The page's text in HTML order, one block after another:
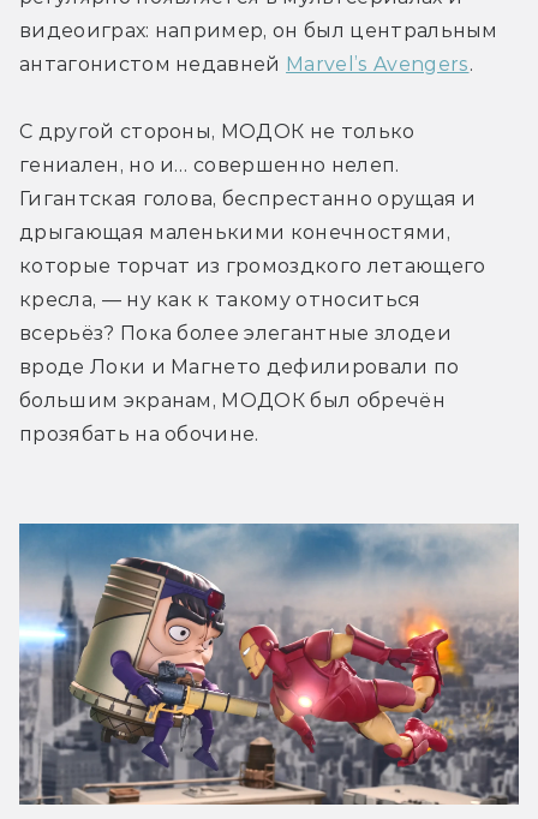
видеоиграх: например, он был центральным
антагонистом недавней Marvel’s Avengers.
С другой стороны, МОДОК не только
гениален, но и… совершенно нелеп.
Гигантская голова, беспрестанно орущая и
дрыгающая маленькими конечностями,
которые торчат из громоздкого летающего
кресла, — ну как к такому относиться
всерьёз? Пока более элегантные злодеи
вроде Локи и Магнето дефилировали по
большим экранам, МОДОК был обречён
прозябать на обочине.